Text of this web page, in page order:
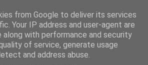
on a Bentley
from Google to deliver its services
Your IP address and user-agent are
along with performance and security
of service, generate usage
and address abuse.